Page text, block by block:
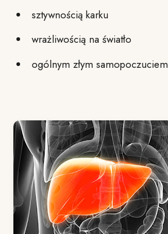
sztywnością karku
wrażliwością na światło
ogólnym złym samopoczuciem